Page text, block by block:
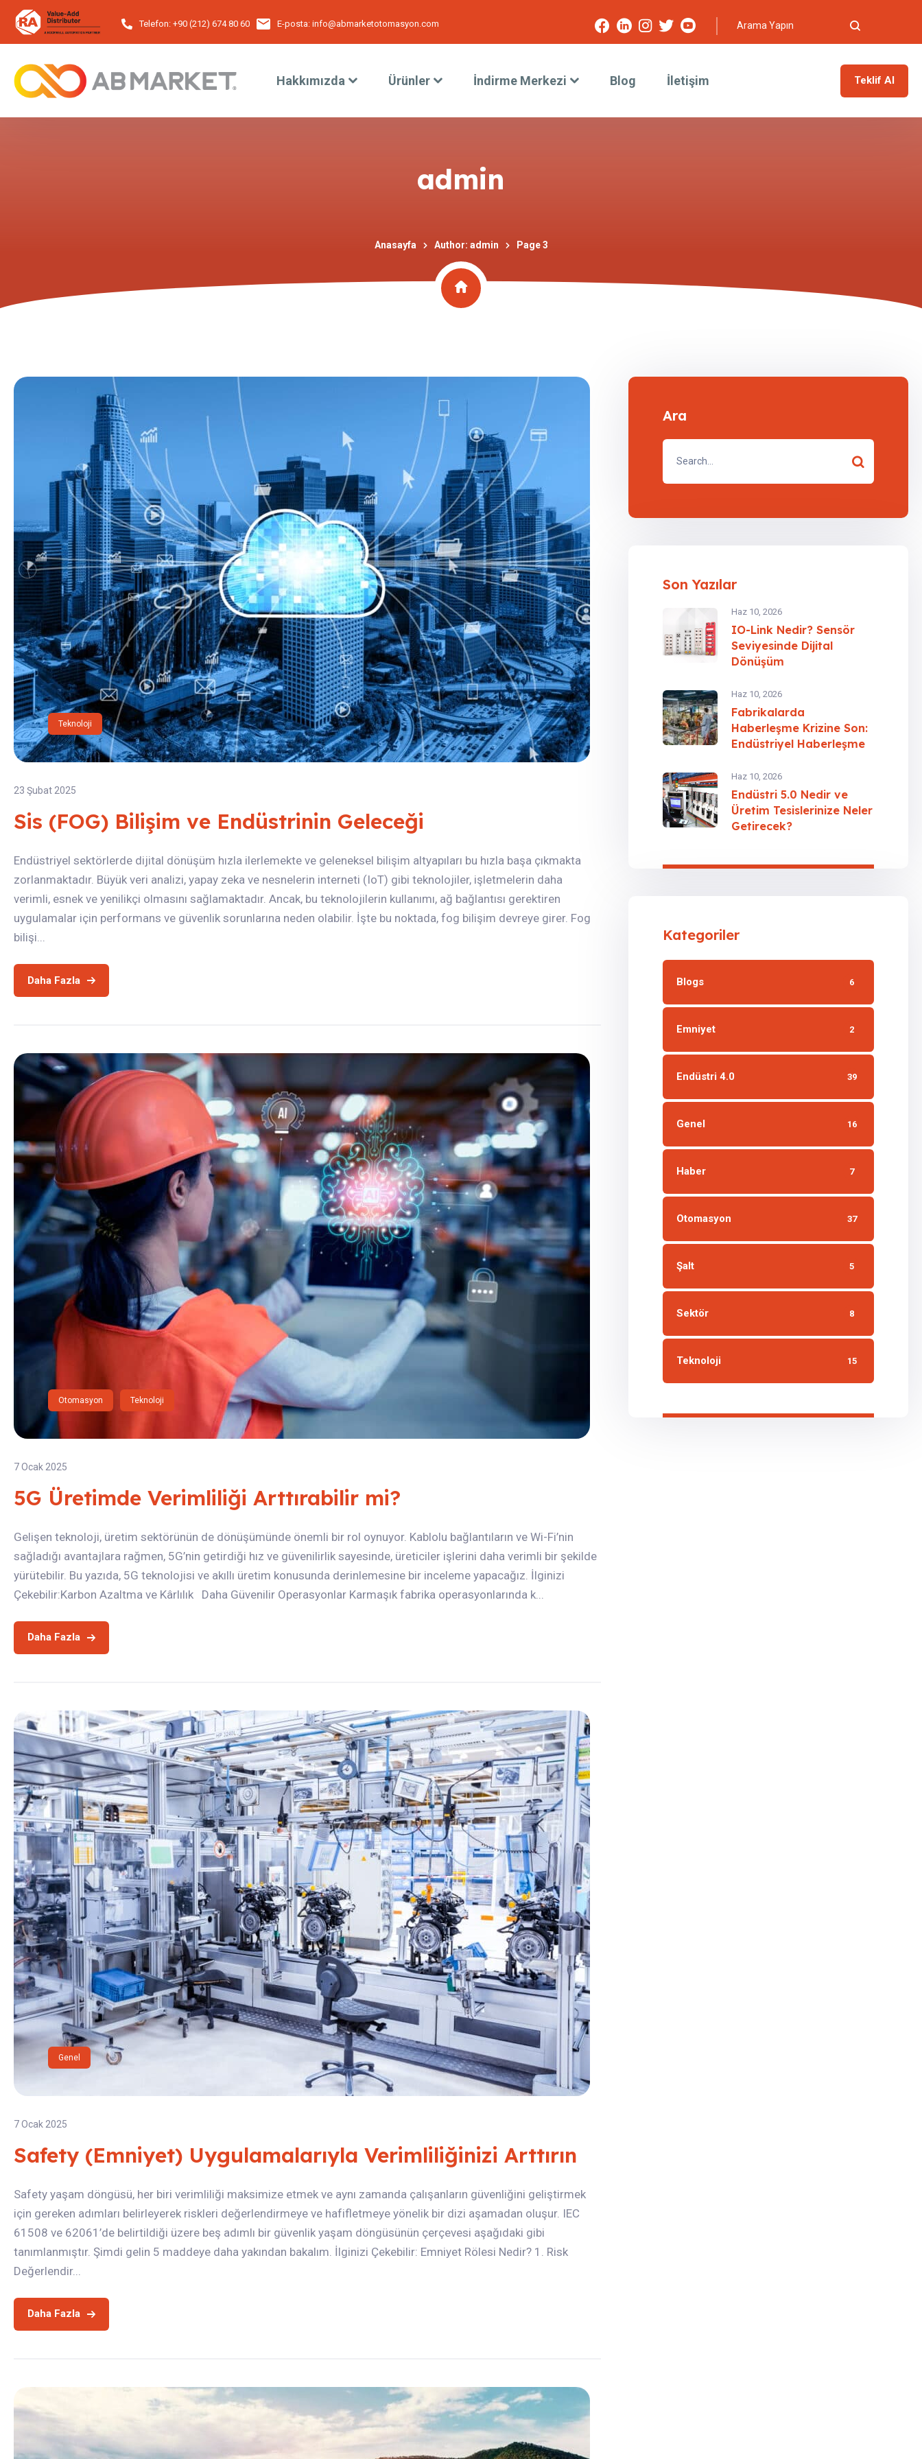
Telefon:+90 (212) 674 80 60 E-posta: info@abmarketotomasyon.com
Hakkımızda Ürünler İndirme Merkezi Blog İletişim Teklif Al
admin
Anasayfa Author: admin Page 3
Teknoloji
23 Şubat 2025
Sis (FOG) Bilişim ve Endüstrinin Geleceği
Endüstriyel sektörlerde dijital dönüşüm hızla ilerlemekte ve geleneksel bilişim altyapıları bu hızla başa çıkmakta
zorlanmaktadır. Büyük veri analizi, yapay zeka ve nesnelerin interneti (IoT) gibi teknolojiler, işletmelerin daha
verimli, esnek ve yenilikçi olmasını sağlamaktadır. Ancak, bu teknolojilerin kullanımı, ağ bağlantısı gerektiren
uygulamalar için performans ve güvenlik sorunlarına neden olabilir. İşte bu noktada, fog bilişim devreye girer. Fog
bilişi...
Daha Fazla
Otomasyon Teknoloji
7 Ocak 2025
5G Üretimde Verimliliği Arttırabilir mi?
Gelişen teknoloji, üretim sektörünün de dönüşümünde önemli bir rol oynuyor. Kablolu bağlantıların ve Wi-Fi’nin
sağladığı avantajlara rağmen, 5G’nin getirdiği hız ve güvenilirlik sayesinde, üreticiler işlerini daha verimli bir şekilde
yürütebilir. Bu yazıda, 5G teknolojisi ve akıllı üretim konusunda derinlemesine bir inceleme yapacağız. İlginizi
Çekebilir:Karbon Azaltma ve Kârlılık Daha Güvenilir Operasyonlar Karmaşık fabrika operasyonlarında k...
Daha Fazla
Genel
7 Ocak 2025
Safety (Emniyet) Uygulamalarıyla Verimliliğinizi Arttırın
Safety yaşam döngüsü, her biri verimliliği maksimize etmek ve aynı zamanda çalışanların güvenliğini geliştirmek
için gereken adımları belirleyerek riskleri değerlendirmeye ve hafifletmeye yönelik bir dizi aşamadan oluşur. IEC
61508 ve 62061’de belirtildiği üzere beş adımlı bir güvenlik yaşam döngüsünün çerçevesi aşağıdaki gibi
tanımlanmıştır. Şimdi gelin 5 maddeye daha yakından bakalım. İlginizi Çekebilir: Emniyet Rölesi Nedir? 1. Risk
Değerlendir...
Daha Fazla
Ara
Son Yazılar
Haz 10, 2026
IO-Link Nedir? Sensör
Seviyesinde Dijital
Dönüşüm
Haz 10, 2026
Fabrikalarda
Haberleşme Krizine Son:
Endüstriyel Haberleşme
Haz 10, 2026
Endüstri 5.0 Nedir ve
Üretim Tesislerinize Neler
Getirecek?
Kategoriler
Blogs 6
Emniyet 2
Endüstri 4.0 39
Genel 16
Haber 7
Otomasyon 37
Şalt 5
Sektör 8
Teknoloji 15